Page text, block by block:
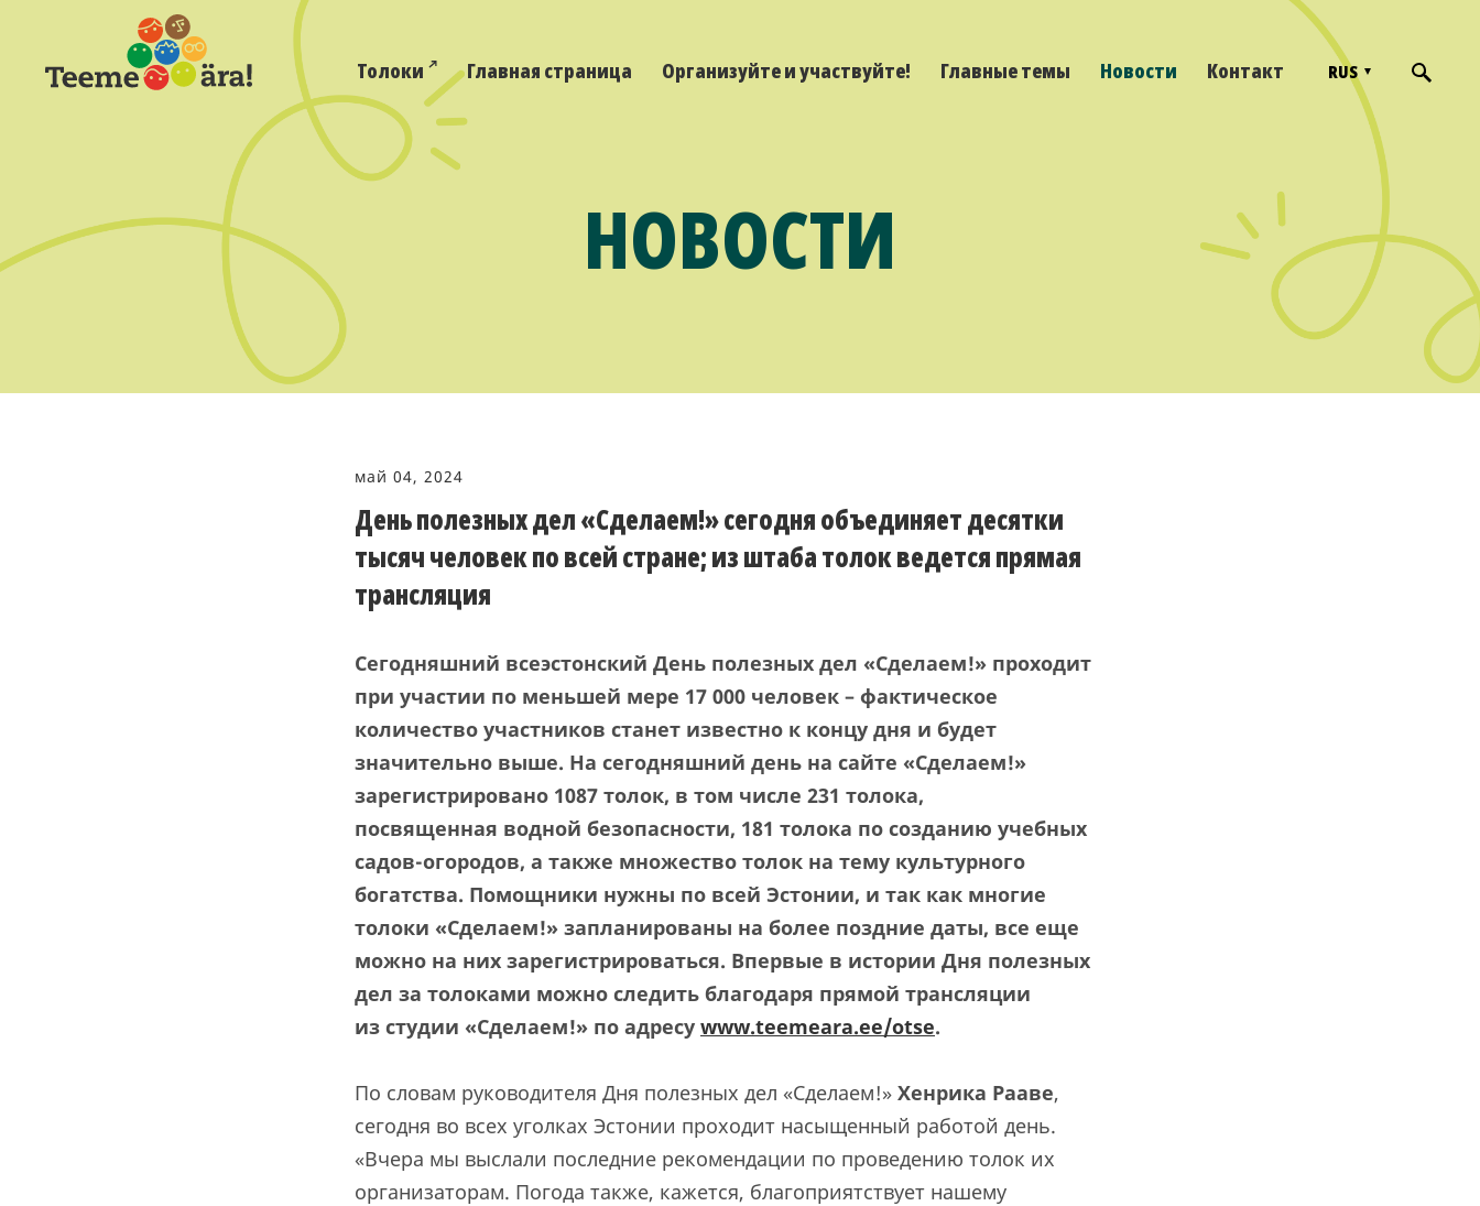
Толоки Главная страница Организуйте и участвуйте! Главные темы Новости Контакт RUS
НОВОСТИ
май 04, 2024
День полезных дел «Сделаем!» сегодня объединяет десятки
тысяч человек по всей стране; из штаба толок ведется прямая
трансляция
Сегодняшний всеэстонский День полезных дел «Сделаем!» проходит
при участии по меньшей мере 17 000 человек – фактическое
количество участников станет известно к концу дня и будет
значительно выше. На сегодняшний день на сайте «Сделаем!»
зарегистрировано 1087 толок, в том числе 231 толока,
посвященная водной безопасности, 181 толока по созданию учебных
садов-огородов, а также множество толок на тему культурного
богатства. Помощники нужны по всей Эстонии, и так как многие
толоки «Сделаем!» запланированы на более поздние даты, все еще
можно на них зарегистрироваться. Впервые в истории Дня полезных
дел за толоками можно следить благодаря прямой трансляции
из студии «Сделаем!» по адресу www.teemeara.ee/otse.
По словам руководителя Дня полезных дел «Сделаем!» Хенрика Рааве,
сегодня во всех уголках Эстонии проходит насыщенный работой день.
«Вчера мы выслали последние рекомендации по проведению толок их
организаторам. Погода также, кажется, благоприятствует нашему